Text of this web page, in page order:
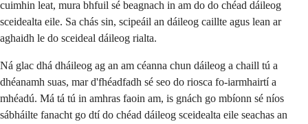
cuimhin leat, mura bhfuil sé beagnach in am do do chéad dáileog
sceidealta eile. Sa chás sin, scipeáil an dáileog caillte agus lean ar
aghaidh le do sceideal dáileog rialta.
Ná glac dhá dháileog ag an am céanna chun dáileog a chaill tú a
dhéanamh suas, mar d'fhéadfadh sé seo do riosca fo-iarmhairtí a
mhéadú. Má tá tú in amhras faoin am, is gnách go mbíonn sé níos
sábháilte fanacht go dtí do chéad dáileog sceidealta eile seachas an